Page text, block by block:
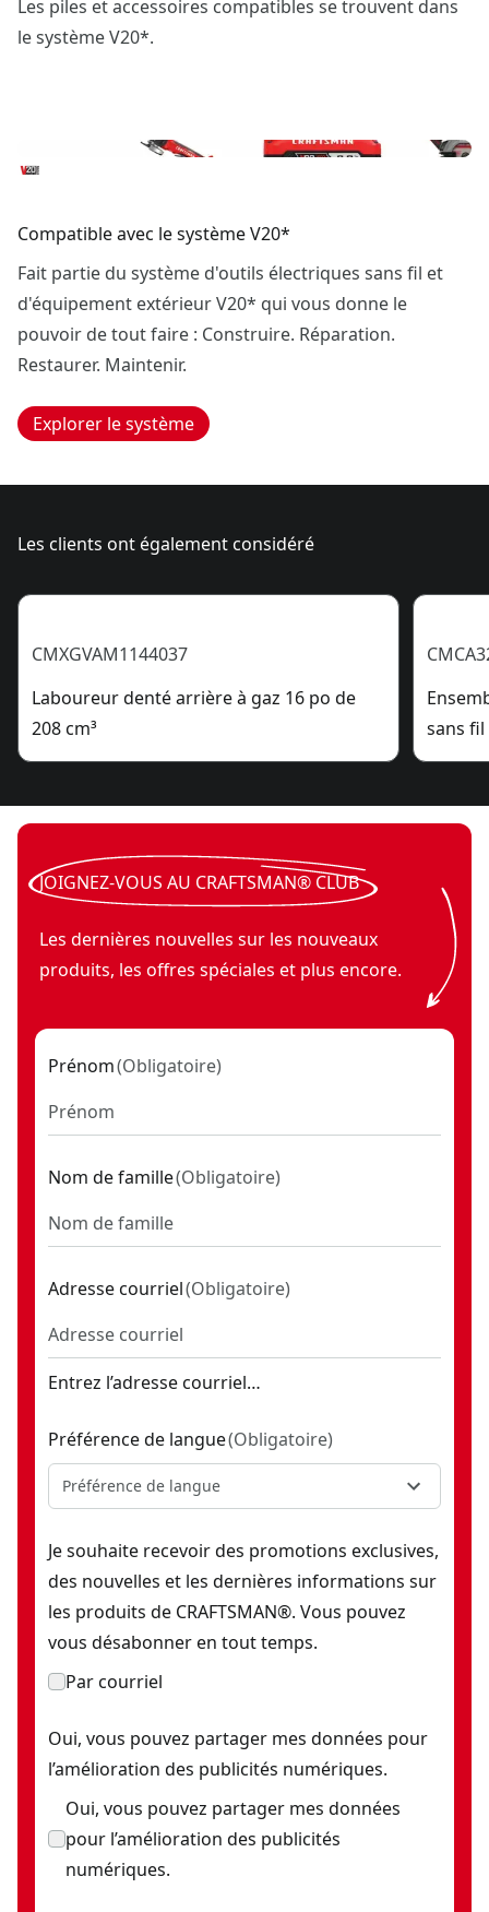
Les piles et accessoires compatibles se trouvent dans
le système V20*.
Compatible avec le système V20*
Fait partie du système d'outils électriques sans fil et
d'équipement extérieur V20* qui vous donne le
pouvoir de tout faire : Construire. Réparation.
Restaurer. Maintenir.
Explorer le système
Les clients ont également considéré
CMXGVAM1144037
Laboureur denté arrière à gaz 16 po de
208 cm³
sans
JOIGNEZ-VOUS AU CRAFTSMAN® CLUB
Les dernières nouvelles sur les nouveaux
produits, les offres spéciales et plus encore.
Prénom(Obligatoire)
Nom de famille(Obligatoire)
Adresse courriel(Obligatoire)
Entrez l’adresse courriel…
Préférence de langue(Obligatoire)
Préférence de langue
Je souhaite recevoir des promotions exclusives,
des nouvelles et les dernières informations sur
les produits de CRAFTSMAN®. Vous pouvez
vous désabonner en tout temps.
Par courriel
Oui, vous pouvez partager mes données pour
l’amélioration des publicités numériques.
Oui, vous pouvez partager mes données
pour l’amélioration des publicités
numériques.